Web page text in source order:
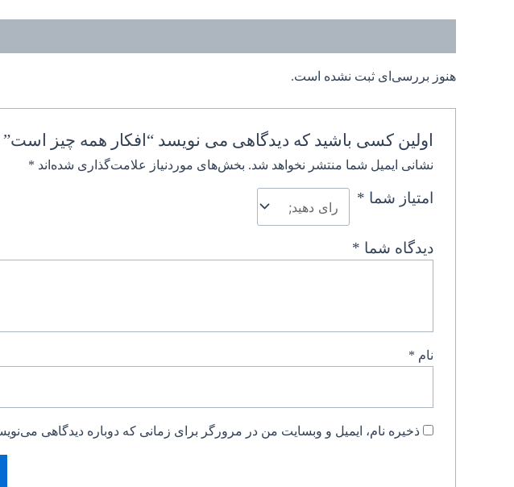
هنوز بررسی‌ای ثبت نشده است.
اولین کسی باشید که دیدگاهی می نویسد “افکار همه چیز است”
نشانی ایمیل شما منتشر نخواهد شد. بخش‌های موردنیاز علامت‌گذاری شده‌اند *
امتیاز شما *
دیدگاه شما *
نام *
ذخیره نام، ایمیل و وبسایت من در مرورگر برای زمانی که دوباره دیدگاهی